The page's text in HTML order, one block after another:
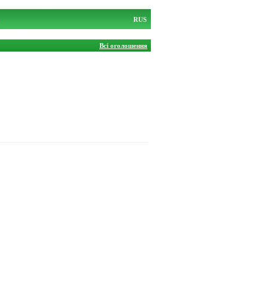
RUS
Всі оголошення